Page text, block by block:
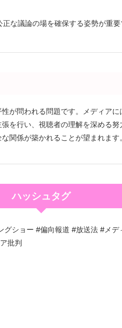
な議論の場を確保する姿勢が重要
が問われる問題です。メディア
を行い、視聴者の理解を深める努
関係が築かれることが望まれます。
ハッシュタグ
グショー #偏向報道 #放送法 #メ
批判